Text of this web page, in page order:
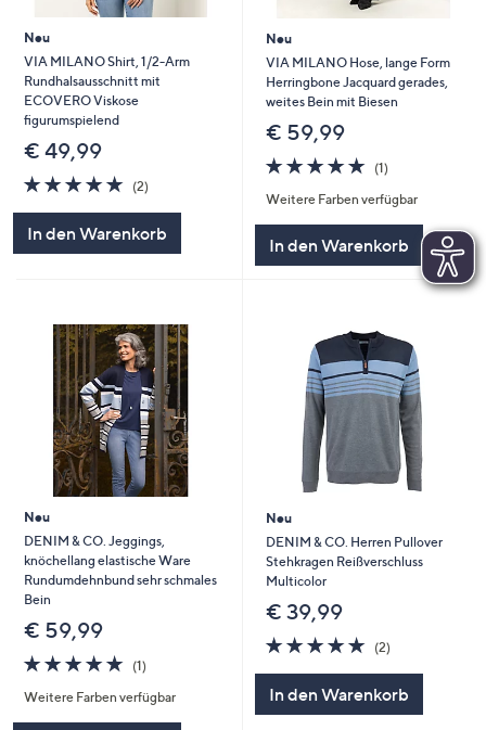
Neu
VIA MILANO Shirt, 1/2-Arm
Rundhalsausschnitt mit
ECOVERO Viskose
figurumspielend
€ 49,99
5.0
von
5
(2)
In den Warenkorb
Neu
VIA MILANO Hose, lange Form
Herringbone Jacquard gerades,
weites Bein mit Biesen
€ 59,99
5.0
von
5
(1)
Weitere Farben verfügbar
In den Warenkorb
Neu
DENIM & CO. Jeggings,
knöchellang elastische Ware
Rundumdehnbund sehr schmales
Bein
€ 59,99
5.0
von
5
(1)
Weitere Farben verfügbar
Neu
DENIM & CO. Herren Pullover
Stehkragen Reißverschluss
Multicolor
€ 39,99
5.0
von
5
(2)
In den Warenkorb